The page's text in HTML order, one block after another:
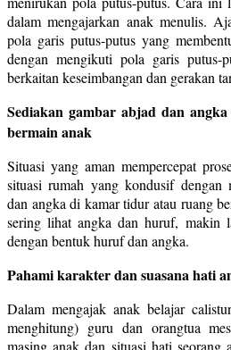
dalam mengajarkan anak menulis.
pola garis putus-putus yang
dengan mengikuti pola garis putus-
berkaitan keseimbangan dan gerakan
Sediakan gambar abjad dan
bermain anak
Situasi yang aman mempercepat
situasi rumah yang kondusif dengan
dan angka di kamar tidur atau ruang
sering lihat angka dan huruf, makin
dengan bentuk huruf dan angka.
Pahami karakter dan suasana hati
Dalam mengajak anak belajar
menghitung) guru dan orangtua
masing anak dan situasi hati seorang